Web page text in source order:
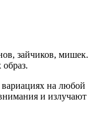
зайчиков, мишек.
на любой
и излучают